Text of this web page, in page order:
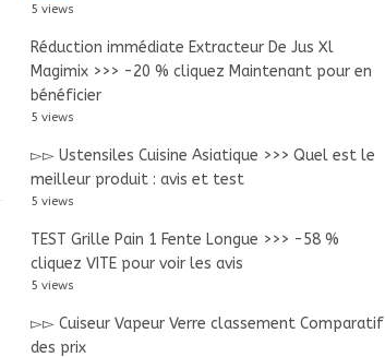
5 views
Réduction immédiate Extracteur De Jus Xl
Magimix >>> -20 % cliquez Maintenant pour en
bénéficier
5 views
▻▻ Ustensiles Cuisine Asiatique >>> Quel est le
meilleur produit : avis et test
5 views
TEST Grille Pain 1 Fente Longue >>> -58 %
cliquez VITE pour voir les avis
5 views
▻▻ Cuiseur Vapeur Verre classement Comparatif
des prix